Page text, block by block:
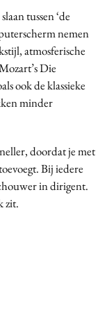
tussen ‘de
nemen
atmosferische
Die
ook de klassieke
minder
doordat je met
Bij iedere
in dirigent.
zit.